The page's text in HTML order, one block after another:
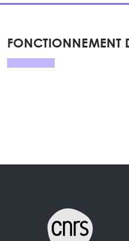
FONCTIONNEMENT